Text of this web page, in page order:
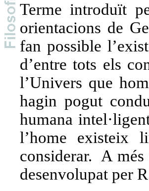
Terme introduït
orientacions de
fan possible
d’entre tots els
l’Univers que
hagin pogut
humana
l’home existeix
considerar. A més
desenvolupat per